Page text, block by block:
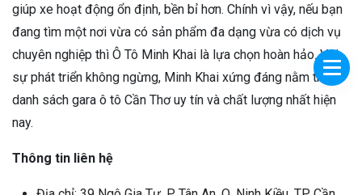
giúp xe hoạt động ổn định, bền bỉ hơn. Chính vì vậy, nếu bạn
đang tìm một nơi vừa có sản phẩm đa dạng vừa có dịch vụ
chuyên nghiệp thì Ô Tô Minh Khai là lựa chọn hoàn hảo. Với
sự phát triển không ngừng, Minh Khai xứng đáng nằm trong
danh sách gara ô tô Cần Thơ uy tín và chất lượng nhất hiện
nay.
Thông tin liên hệ